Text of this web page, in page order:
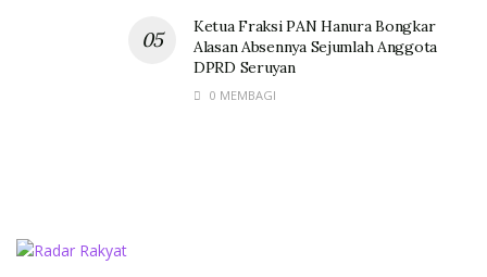
Ketua Fraksi PAN Hanura Bongkar
Alasan Absennya Sejumlah Anggota
DPRD Seruyan
0 MEMBAGI